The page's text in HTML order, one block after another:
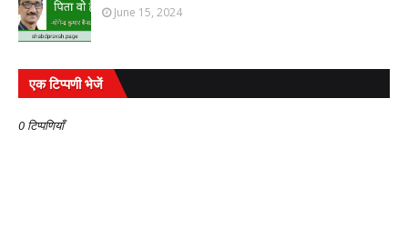
June 15, 2024
एक टिप्पणी भेजें
0 टिप्पणियाँ